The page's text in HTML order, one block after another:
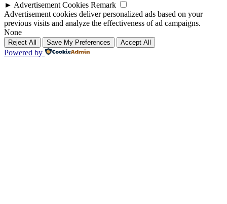
► Advertisement Cookies Remark
Advertisement cookies deliver personalized ads based on your
previous visits and analyze the effectiveness of ad campaigns.
None
Reject All Save My Preferences Accept All
Powered by